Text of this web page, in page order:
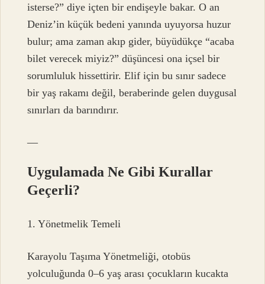
isterse?” diye içten bir endişeyle bakar. O an
Deniz’in küçük bedeni yanında uyuyorsa huzur
bulur; ama zaman akıp gider, büyüdükçe “acaba
bilet verecek miyiz?” düşüncesi ona içsel bir
sorumluluk hissettirir. Elif için bu sınır sadece
bir yaş rakamı değil, beraberinde gelen duygusal
sınırları da barındırır.
—
Uygulamada Ne Gibi Kurallar
Geçerli?
1. Yönetmelik Temeli
Karayolu Taşıma Yönetmeliği, otobüs
yolculuğunda 0–6 yaş arası çocukların kucakta